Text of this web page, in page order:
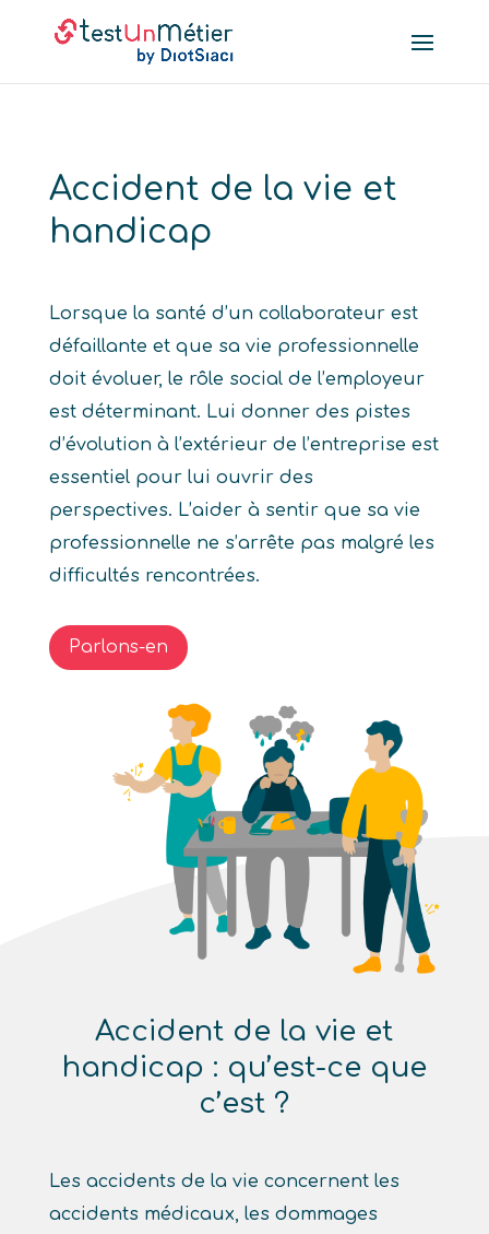
Accident de la vie et
handicap
Lorsque la santé d’un collaborateur est
défaillante et que sa vie professionnelle
doit évoluer, le rôle social de l’employeur
est déterminant. Lui donner des pistes
d’évolution à l’extérieur de l’entreprise est
essentiel pour lui ouvrir des
perspectives. L’aider à sentir que sa vie
professionnelle ne s’arrête pas malgré les
difficultés rencontrées.
Parlons-en
Accident de la vie et
handicap : qu’est-ce que
c’est ?
Les accidents de la vie concernent les
accidents médicaux, les dommages